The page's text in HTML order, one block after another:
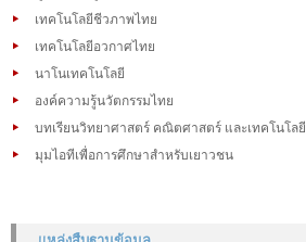
เทคโนโลยีชีวภาพไทย
เทคโนโลยีอวกาศไทย
นาโนเทคโนโลยี
องค์ความรู้นวัตกรรมไทย
บทเรียนวิทยาศาสตร์ คณิตศาสตร์ และเทคโนโลยี
มุมไอทีเพื่อการศึกษาสำหรับเยาวชน